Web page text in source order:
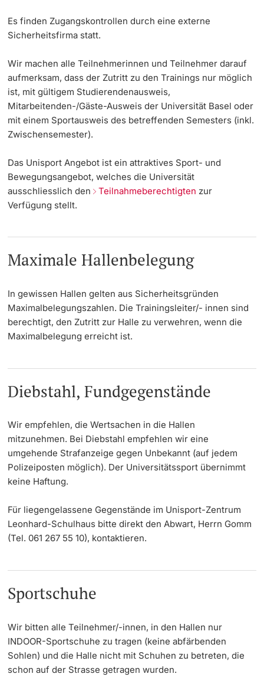
weitere Informationen
weitere Informationen
Immobilien & Bauprojekte
Fundraising
Merchandise
KI-Initiative
Notfall & Beratung
Kontakt & Anfahrt
Es finden Zugangskontrollen durch eine externe
Sicherheitsfirma statt.
Wir machen alle Teilnehmerinnen und Teilnehmer darauf
aufmerksam, dass der Zutritt zu den Trainings nur möglich
ist, mit gültigem Studierendenausweis,
Mitarbeitenden-/Gäste-Ausweis der Universität Basel oder
mit einem Sportausweis des betreffenden Semesters (inkl.
Zwischensemester).
Das Unisport Angebot ist ein attraktives Sport- und
Bewegungsangebot, welches die Universität
ausschliesslich den Teilnahmeberechtigten zur
Verfügung stellt.
Maximale Hallenbelegung
In gewissen Hallen gelten aus Sicherheitsgründen
Maximalbelegungszahlen. Die Trainingsleiter/- innen sind
berechtigt, den Zutritt zur Halle zu verwehren, wenn die
Maximalbelegung erreicht ist.
Diebstahl, Fundgegenstände
Wir empfehlen, die Wertsachen in die Hallen
mitzunehmen. Bei Diebstahl empfehlen wir eine
umgehende Strafanzeige gegen Unbekannt (auf jedem
Polizeiposten möglich). Der Universitätssport übernimmt
keine Haftung.
Für liegengelassene Gegenstände im Unisport-Zentrum
Leonhard-Schulhaus bitte direkt den Abwart, Herrn Gomm
(Tel. 061 267 55 10), kontaktieren.
Sportschuhe
Wir bitten alle Teilnehmer/-innen, in den Hallen nur
INDOOR-Sportschuhe zu tragen (keine abfärbenden
Sohlen) und die Halle nicht mit Schuhen zu betreten, die
schon auf der Strasse getragen wurden.